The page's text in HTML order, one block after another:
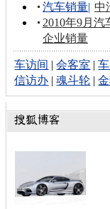
汽车销量| 中
2010年9月汽
企业销量
车访间 |会客室 |
信访办 |魂斗轮 |